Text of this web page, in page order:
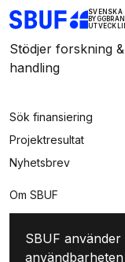
SVENSKA
Stödjer forskning
handling
Sök finansiering
Projektresultat
Nyhetsbrev
Om SBUF
Kontakt
Integritet
SBUF